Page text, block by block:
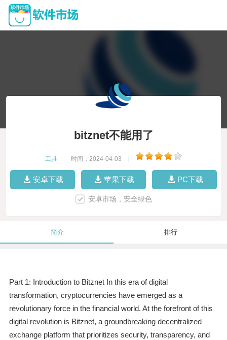
bitznet不能用了
工具 时间：2024-04-03
安卓下载 苹果下载 PC下载
安卓市场，安全绿色
简介 排行
Part 1: Introduction to Bitznet In this era of digital
transformation, cryptocurrencies have emerged as a
revolutionary force in the financial world. At the forefront of this
digital revolution is Bitznet, a groundbreaking decentralized
exchange platform that prioritizes security, transparency, and